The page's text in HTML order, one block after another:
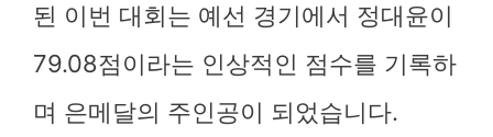
된 이번 대회는 예선 경기에서 정대윤이
79.08점이라는 인상적인 점수를 기록하
며 은메달의 주인공이 되었습니다.